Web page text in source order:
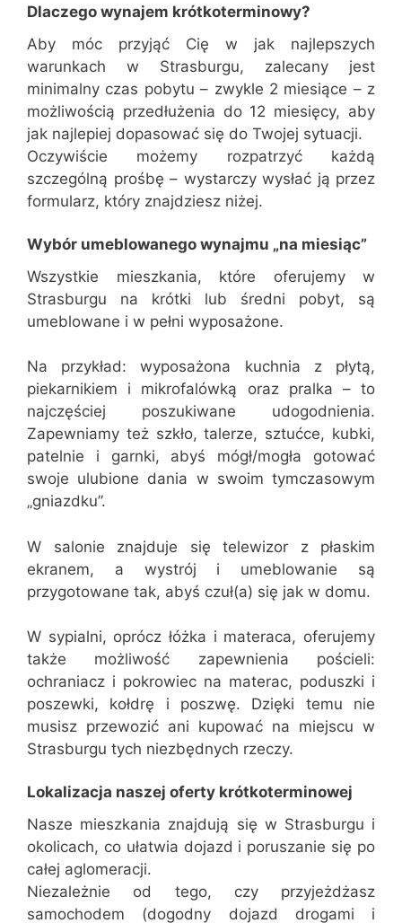
Dlaczego wynajem krótkoterminowy?
Aby móc przyjąć Cię w jak najlepszych
warunkach w Strasburgu, zalecany jest
minimalny czas pobytu – zwykle 2 miesiące – z
możliwością przedłużenia do 12 miesięcy, aby
jak najlepiej dopasować się do Twojej sytuacji.
Oczywiście możemy rozpatrzyć każdą
szczególną prośbę – wystarczy wysłać ją przez
formularz, który znajdziesz niżej.
Wybór umeblowanego wynajmu „na miesiąc”
Wszystkie mieszkania, które oferujemy w
Strasburgu na krótki lub średni pobyt, są
umeblowane i w pełni wyposażone.
Na przykład: wyposażona kuchnia z płytą,
piekarnikiem i mikrofalówką oraz pralka – to
najczęściej poszukiwane udogodnienia.
Zapewniamy też szkło, talerze, sztućce, kubki,
patelnie i garnki, abyś mógł/mogła gotować
swoje ulubione dania w swoim tymczasowym
„gniazdku”.
W salonie znajduje się telewizor z płaskim
ekranem, a wystrój i umeblowanie są
przygotowane tak, abyś czuł(a) się jak w domu.
W sypialni, oprócz łóżka i materaca, oferujemy
także możliwość zapewnienia pościeli:
ochraniacz i pokrowiec na materac, poduszki i
poszewki, kołdrę i poszwę. Dzięki temu nie
musisz przewozić ani kupować na miejscu w
Strasburgu tych niezbędnych rzeczy.
Lokalizacja naszej oferty krótkoterminowej
Nasze mieszkania znajdują się w Strasburgu i
okolicach, co ułatwia dojazd i poruszanie się po
całej aglomeracji.
Niezależnie od tego, czy przyjeżdżasz
samochodem (dogodny dojazd drogami i